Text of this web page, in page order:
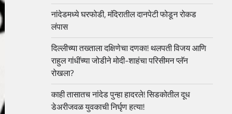
नांदेडमध्ये घरफोडी, मंदिरातील दानपेटी फोडून रोकड
लंपास
दिल्लीच्या तख्ताला दक्षिणेचा दणका! थलपती विजय आणि
राहुल गांधींच्या जोडीने मोदी-शाहंचा परिसीमन प्लॅन
रोखला?
काही तासातच नांदेड पुन्हा हादरले! सिडकोतील दूध
डेअरीजवळ युवकाची निर्घृण हत्या!